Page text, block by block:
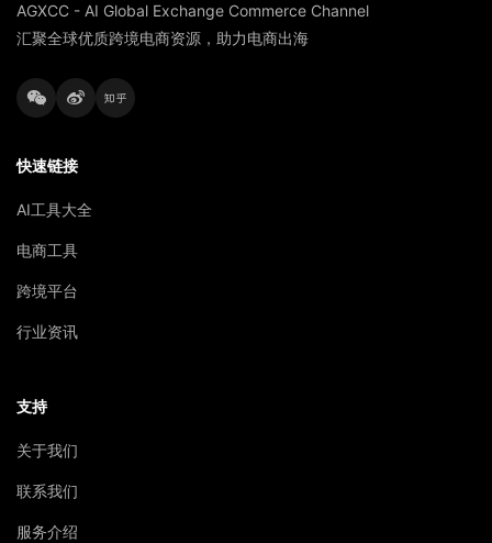
AGXCC - AI Global Exchange Commerce Channel
汇聚全球优质跨境电商资源，助力电商出海
快速链接
AI工具大全
电商工具
跨境平台
行业资讯
支持
关于我们
联系我们
服务介绍